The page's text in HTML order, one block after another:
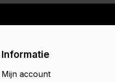
Informatie
Mijn account